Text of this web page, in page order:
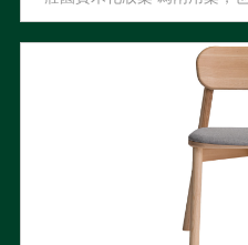
分離，直